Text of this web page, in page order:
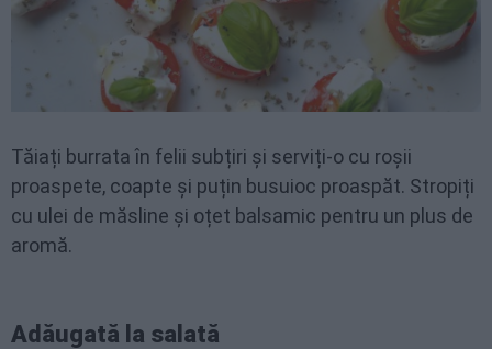
Tăiați burrata în felii subțiri și serviți-o cu roșii
proaspete, coapte și puțin busuioc proaspăt. Stropiți
cu ulei de măsline și oțet balsamic pentru un plus de
aromă.
Adăugată la salată